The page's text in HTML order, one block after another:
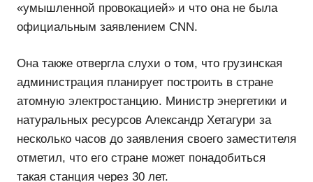
«умышленной провокацией» и что она не была
официальным заявлением CNN.
Она также отвергла слухи о том, что грузинская
администрация планирует построить в стране
атомную электростанцию. Министр энергетики и
натуральных ресурсов Александр Хетагури за
несколько часов до заявления своего заместителя
отметил, что его стране может понадобиться
такая станция через 30 лет.